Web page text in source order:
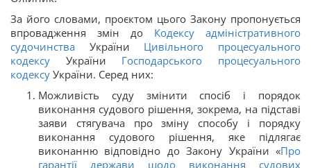
За його словами, проєктом цього Закону пропонується
впровадження змін до Кодексу адміністративного
судочинства України
Цивільного процесуального
кодексу України
Господарського процесуального
кодексу України. Серед них:
Можливість суду змінити спосіб і порядок
виконання судового рішення, зокрема, на підставі
заяви стягувача про зміну способу і порядку
виконання судового рішення, яке підлягає
виконанню відповідно до Закону України «Про
гарантії держави щодо виконання судових